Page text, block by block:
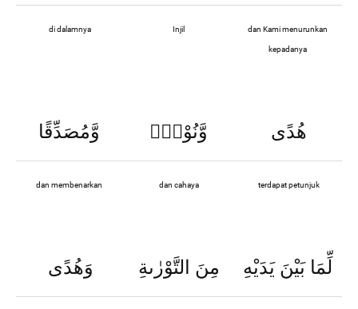
di dalamnya Injil dan Kami menurunkan
kepadanya
وَّمُصَدِّقًا وَّنُوْرٌۙ هُدًى
dan membenarkan dan cahaya terdapat petunjuk
وَهُدًى مِنَ التَّوْرٰىةِ لِّمَا بَيْنَ يَدَيْهِ